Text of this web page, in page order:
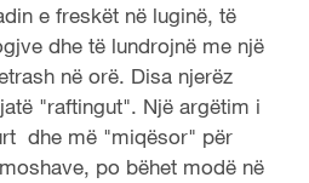
e freskët në luginë, të
dhe të lundrojnë me një
në orë. Disa njerëz
"raftingut". Një argëtim i
dhe më "miqësor" për
po bëhet modë në